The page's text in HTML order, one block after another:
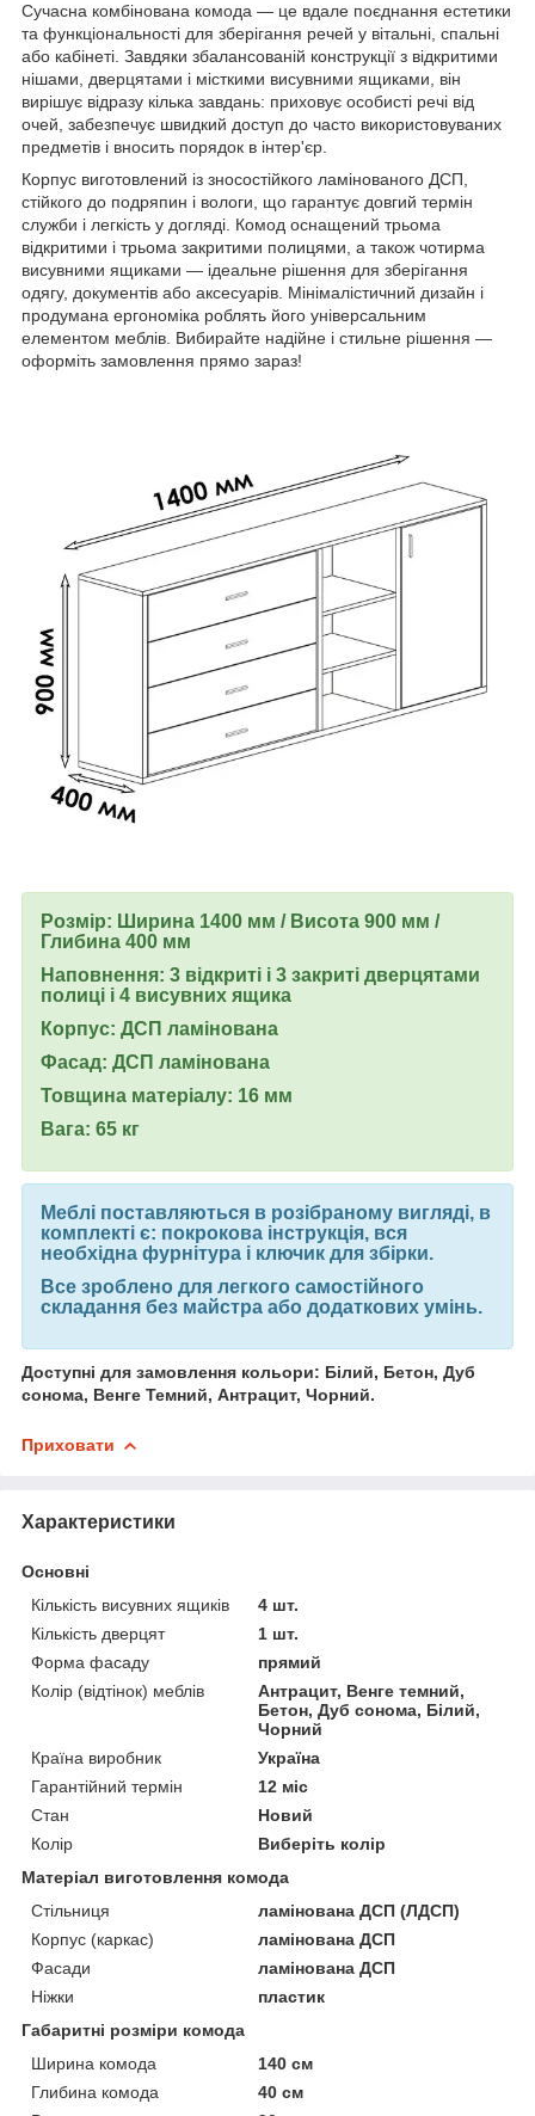
Сучасна комбінована комода — це вдале поєднання естетики
та функціональності для зберігання речей у вітальні, спальні
або кабінеті. Завдяки збалансованій конструкції з відкритими
нішами, дверцятами і місткими висувними ящиками, він
вирішує відразу кілька завдань: приховує особисті речі від
очей, забезпечує швидкий доступ до часто використовуваних
предметів і вносить порядок в інтер'єр.
Корпус виготовлений із зносостійкого ламінованого ДСП,
стійкого до подряпин і вологи, що гарантує довгий термін
служби і легкість у догляді. Комод оснащений трьома
відкритими і трьома закритими полицями, а також чотирма
висувними ящиками — ідеальне рішення для зберігання
одягу, документів або аксесуарів. Мінімалістичний дизайн і
продумана ергономіка роблять його універсальним
елементом меблів. Вибирайте надійне і стильне рішення —
оформіть замовлення прямо зараз!
Розмір: Ширина 1400 мм / Висота 900 мм /
Глибина 400 мм
Наповнення: 3 відкриті і 3 закриті дверцятами
полиці і 4 висувних ящика
Корпус: ДСП ламінована
Фасад: ДСП ламінована
Товщина матеріалу: 16 мм
Вага: 65 кг
Меблі поставляються в розібраному вигляді, в
комплекті є: покрокова інструкція, вся
необхідна фурнітура і ключик для збірки.
Все зроблено для легкого самостійного
складання без майстра або додаткових умінь.
Доступні для замовлення кольори: Білий, Бетон, Дуб
сонома, Венге Темний, Антрацит, Чорний.
Приховати
Характеристики
Основні
Кількість висувних ящиків
4 шт.
Кількість дверцят
1 шт.
Форма фасаду
прямий
Колір (відтінок) меблів
Антрацит, Венге темний,
Бетон, Дуб сонома, Білий,
Чорний
Країна виробник
Україна
Гарантійний термін
12 міс
Стан
Новий
Колір
Виберіть колір
Матеріал виготовлення комода
Стільниця
ламінована ДСП (ЛДСП)
Корпус (каркас)
ламінована ДСП
Фасади
ламінована ДСП
Ніжки
пластик
Габаритні розміри комода
Ширина комода
140 см
Глибина комода
40 см